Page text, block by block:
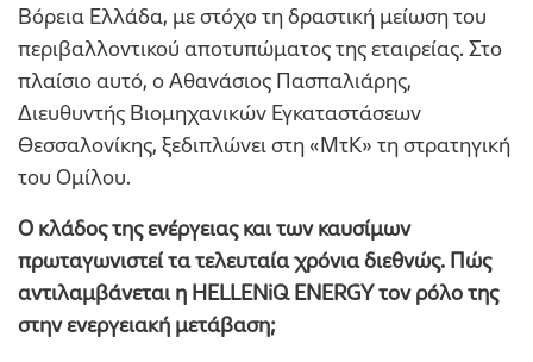
Βόρεια Ελλάδα, με στόχο τη δραστική μείωση του
περιβαλλοντικού αποτυπώματος της εταιρείας. Στο
πλαίσιο αυτό, ο Αθανάσιος Πασπαλιάρης,
Διευθυντής Βιομηχανικών Εγκαταστάσεων
Θεσσαλονίκης, ξεδιπλώνει στη «ΜτΚ» τη στρατηγική
του Ομίλου.
Ο κλάδος της ενέργειας και των καυσίμων
πρωταγωνιστεί τα τελευταία χρόνια διεθνώς. Πώς
αντιλαμβάνεται η HELLENiQ ENERGYτον ρόλο της
στην ενεργειακή μετάβαση;